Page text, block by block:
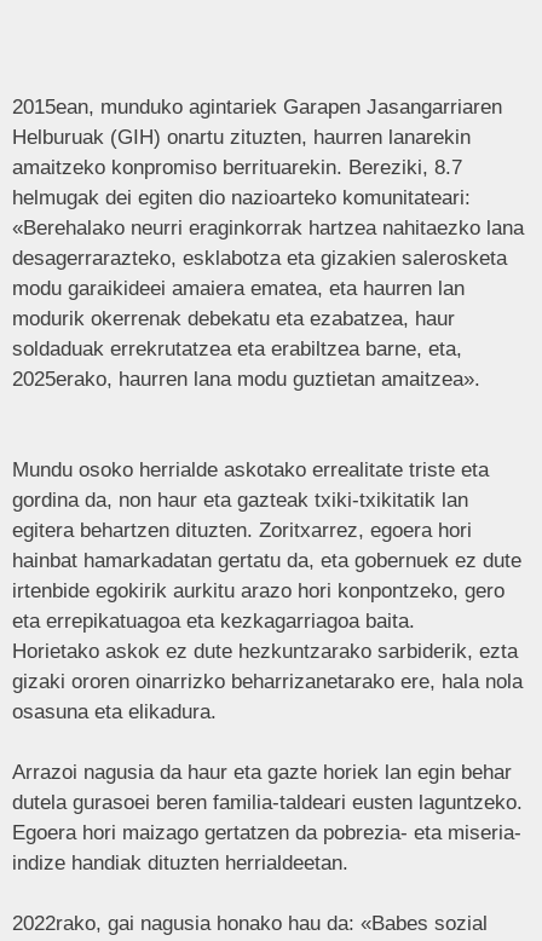
2015ean, munduko agintariek Garapen Jasangarriaren
Helburuak (GIH) onartu zituzten, haurren lanarekin
amaitzeko konpromiso berrituarekin. Bereziki, 8.7
helmugak dei egiten dio nazioarteko komunitateari:
«Berehalako neurri eraginkorrak hartzea nahitaezko lana
desagerrarazteko, esklabotza eta gizakien salerosketa
modu garaikideei amaiera ematea, eta haurren lan
modurik okerrenak debekatu eta ezabatzea, haur
soldaduak errekrutatzea eta erabiltzea barne, eta,
2025erako, haurren lana modu guztietan amaitzea».
Mundu osoko herrialde askotako errealitate triste eta
gordina da, non haur eta gazteak txiki-txikitatik lan
egitera behartzen dituzten. Zoritxarrez, egoera hori
hainbat hamarkadatan gertatu da, eta gobernuek ez dute
irtenbide egokirik aurkitu arazo hori konpontzeko, gero
eta errepikatuagoa eta kezkagarriagoa baita.
Horietako askok ez dute hezkuntzarako sarbiderik, ezta
gizaki ororen oinarrizko beharrizanetarako ere, hala nola
osasuna eta elikadura.
Arrazoi nagusia da haur eta gazte horiek lan egin behar
dutela gurasoei beren familia-taldeari eusten laguntzeko.
Egoera hori maizago gertatzen da pobrezia- eta miseria-
indize handiak dituzten herrialdeetan.
2022rako, gai nagusia honako hau da: «Babes sozial